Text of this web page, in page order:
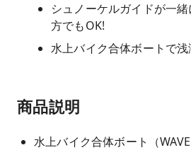
シュノーケルガイドが一
方でもOK!
水上バイク合体ボートで
商品説明
水上バイク合体ボート（